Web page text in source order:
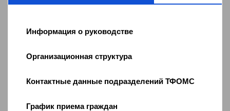
Информация о руководстве
Организационная структура
Контактные данные подразделений ТФОМС
График приема граждан